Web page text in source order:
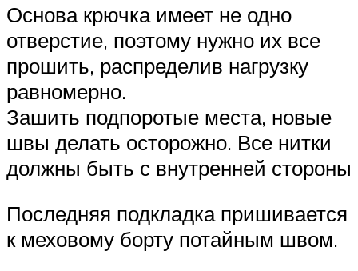
Основа крючка имеет не одно
отверстие, поэтому нужно их все
прошить, распределив нагрузку
равномерно.
Зашить подпоротые места, новые
швы делать осторожно. Все нитки
должны быть с внутренней стороны
Последняя подкладка пришивается
к меховому борту потайным швом.